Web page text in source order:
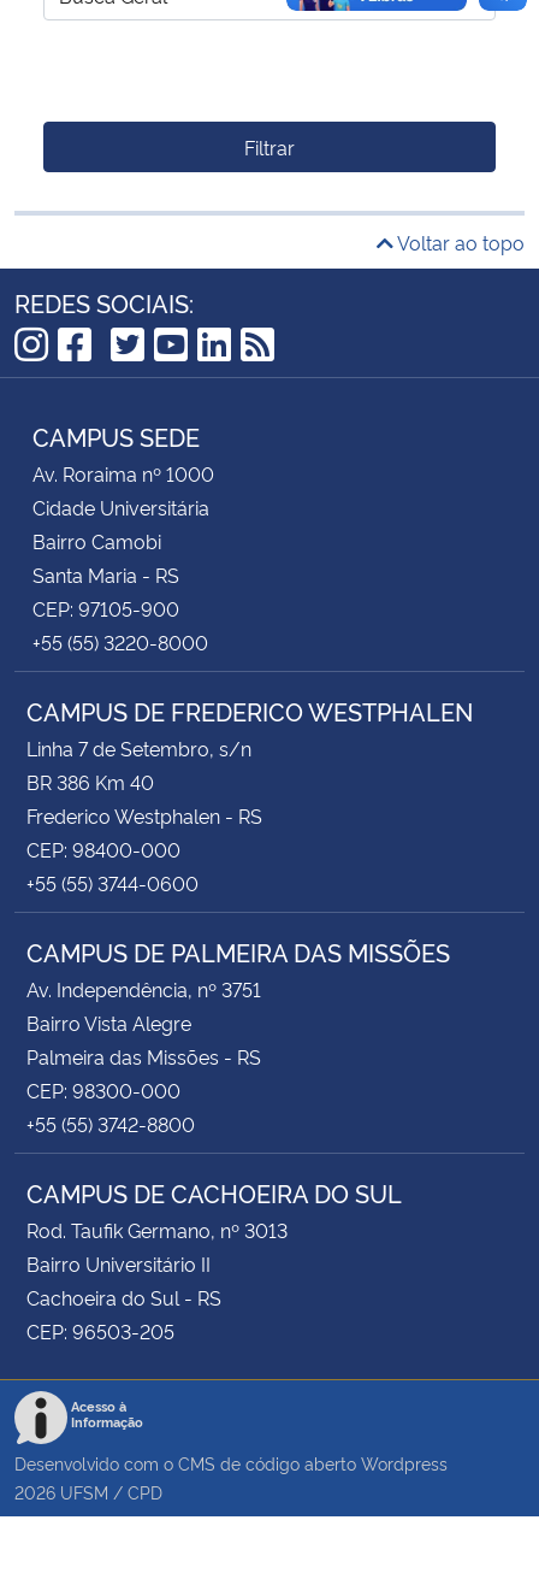
Filtrar
Voltar ao topo
REDES SOCIAIS:
Instagram
Facebook
TikTok
Twitter
YouTube
LinkedIn
RSS
CAMPUS SEDE
Av. Roraima nº 1000
Cidade Universitária
Bairro Camobi
Santa Maria - RS
CEP: 97105-900
+55 (55) 3220-8000
CAMPUS DE FREDERICO WESTPHALEN
Linha 7 de Setembro, s/n
BR 386 Km 40
Frederico Westphalen - RS
CEP: 98400-000
+55 (55) 3744-0600
CAMPUS DE PALMEIRA DAS MISSÕES
Av. Independência, nº 3751
Bairro Vista Alegre
Palmeira das Missões - RS
CEP: 98300-000
+55 (55) 3742-8800
CAMPUS DE CACHOEIRA DO SUL
Rod. Taufik Germano, nº 3013
Bairro Universitário II
Cachoeira do Sul - RS
CEP: 96503-205
Acesso à
Informação
Desenvolvido com o CMS de código aberto Wordpress
2026 UFSM / CPD